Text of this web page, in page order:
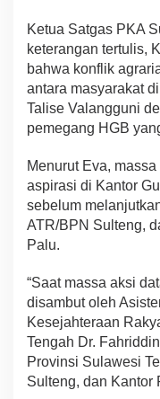
Ketua Satgas PKA
keterangan tertulis,
bahwa konflik
antara masyarakat
Talise Valangguni
pemegang HGB
Menurut Eva,
aspirasi di Kantor
sebelum
ATR/BPN Sulteng,
Palu.
“Saat massa aksi
disambut oleh
Kesejahteraan
Tengah Dr.
Provinsi Sulawesi
Sulteng, dan Kantor